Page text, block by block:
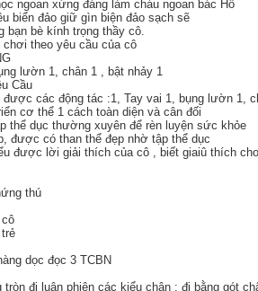
ngoan xừng đáng làm cháu ngoan bác Hồ
biển đảo giữ gìn biện đảo sạch sẽ
bạn bè kính trọng thầy cô.
chơi theo yêu cầu của cô
lườn 1, chân 1 , bật nhảy 1
Cầu
được các động tác :1, Tay vai 1, bụng lườn 1,
cơ thể 1 cách toàn diện và cân đối
thể dục thường xuyên để rèn luyện sức khỏe
được có than thể đẹp nhờ tập thể dục
được lời giải thích của cô , biết giaiû thích
thú
cô
dọc đọc 3 TCBN
tròn đi luân phiên các kiểu chân : đi bằng gót